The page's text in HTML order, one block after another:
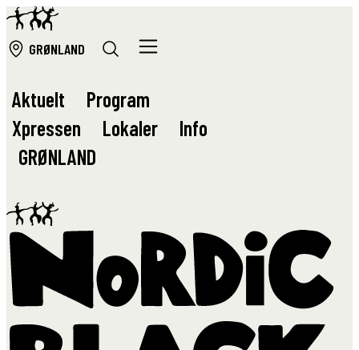
GRØNLAND
Aktuelt
Program
Xpressen
Lokaler
Info
GRØNLAND